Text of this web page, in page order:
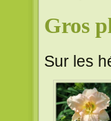
Gros
Sur les